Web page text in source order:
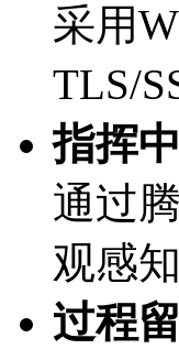
采用
TLS/
指挥中
通过
观感
过程留